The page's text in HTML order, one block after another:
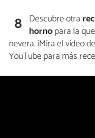
8 Descubre otra
hornopara la
nevera. ¡Mira el vídeo
YouTube para más